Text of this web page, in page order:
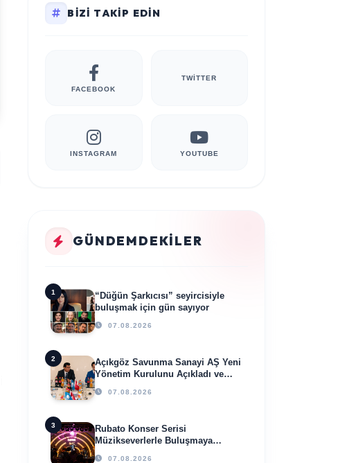
BIZI TAKIP EDIN
FACEBOOK
TWITTER
INSTAGRAM YOUTUBE
GÜNDEMDEKILER
1
“Düğün Şarkıcısı” seyircisiyle
buluşmak için gün sayıyor
07.08.2026
2
Açıkgöz Savunma Sanayi AŞ Yeni
Yönetim Kurulunu Açıkladı ve
Savunma Sanayinde Küresel
Vizyon Vurgusu
07.08.2026
3
Rubato Konser Serisi
Müzikseverlerle Buluşmaya
Devam Ediyor
07.08.2026